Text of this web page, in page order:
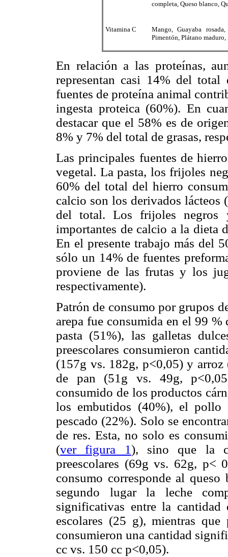
completa, Queso blanco,
Vitamina C
Mango, Guayaba
Pimentón, Plátano
En relación a las proteínas,
representan casi 14% del total
fuentes de proteína animal
ingesta proteica (60%). En
destacar que el 58% es de
8% y 7% del total de grasas,
Las principales fuentes de
vegetal. La pasta, los frijoles
60% del total del hierro
calcio son los derivados lácteos
del total. Los frijoles negros
importantes de calcio a la dieta
En el presente trabajo más del
sólo un 14% de fuentes
proviene de las frutas y los
respectivamente).
Patrón de consumo por grupos
arepa fue consumida en el 99
pasta (51%), las galletas
preescolares consumieron
(157g vs. 182g, p<0,05) y
de pan (51g vs. 49g,
consumido de los productos
los embutidos (40%), el
pescado (22%). Solo se
de res. Esta, no solo es
(ver figura 1), sino que la
preescolares (69g vs. 62g, p<
consumo corresponde al
segundo lugar la leche
significativas entre la cantidad
escolares (25 g), mientras que
consumieron una cantidad
cc vs. 150 cc p<0,05).